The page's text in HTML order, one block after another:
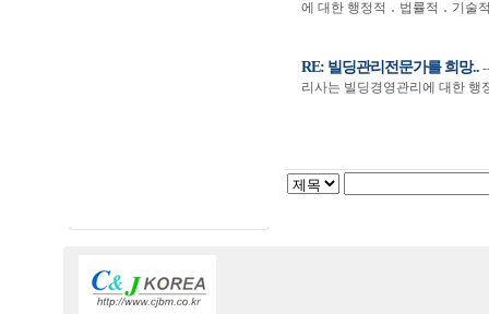
에 대한 행정적 ․ 법률적 ․ 기술
RE: 빌딩관리전문가를 희망..
리사는 빌딩경영관리에 대한 행